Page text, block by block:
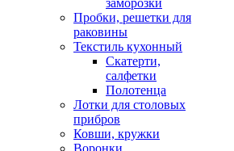
заморозки
Пробки, решетки для
раковины
Текстиль кухонный
Скатерти,
салфетки
Полотенца
Лотки для столовых
прибров
Ковши, кружки
Воронки